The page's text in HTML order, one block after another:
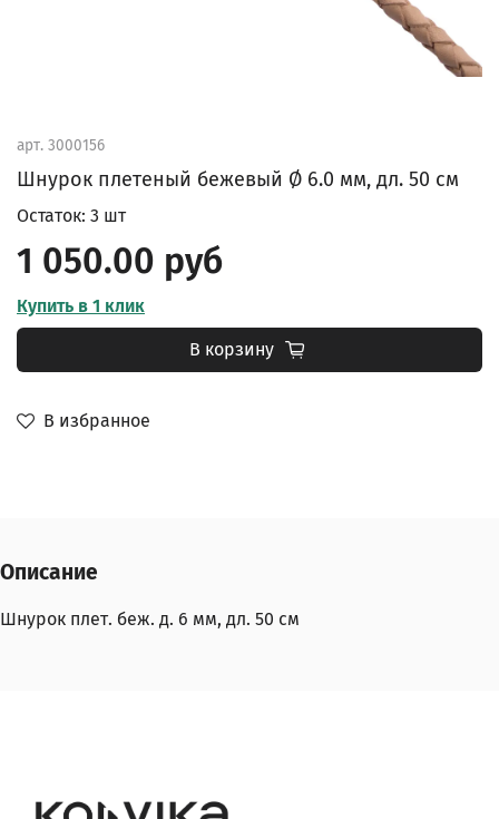
арт. 3000156
Шнурок плетеный бежевый Ø 6.0 мм, дл. 50 см
В избранное
Остаток: 3 шт
1 050.00 руб
Купить в 1 клик
В корзину
Описание
Шнурок плет. беж. д. 6 мм, дл. 50 см